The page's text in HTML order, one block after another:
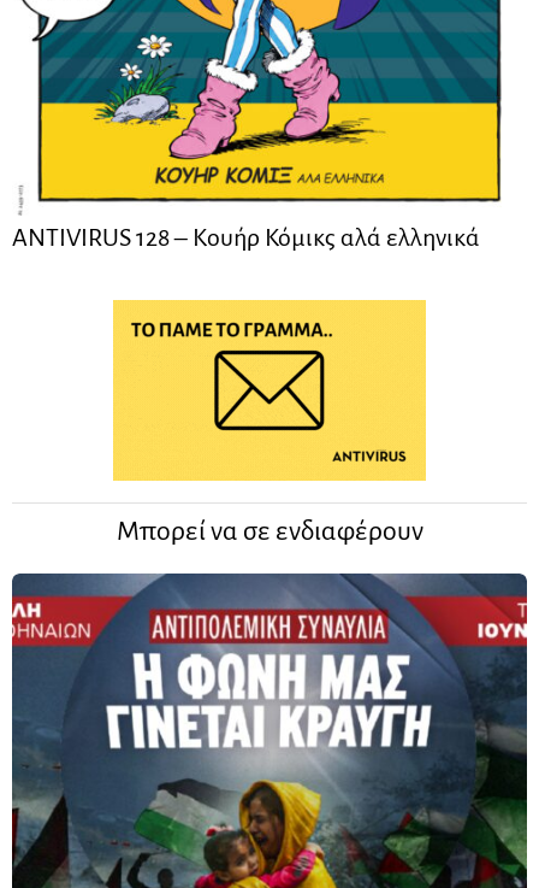
ANTIVIRUS 128 – Kουήρ Κόμικς αλά ελληνικά
Μπορεί να σε ενδιαφέρουν